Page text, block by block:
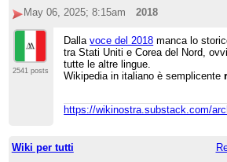
May 06, 2025; 8:15am
2018
2541 posts
Dallavoce del 2018 manca lo
tra Stati Uniti e Corea del Nord,
tutte le altre lingue.
Wikipedia in italiano è semplicente
https://wikinostra.substack.com/
Wiki per tutti